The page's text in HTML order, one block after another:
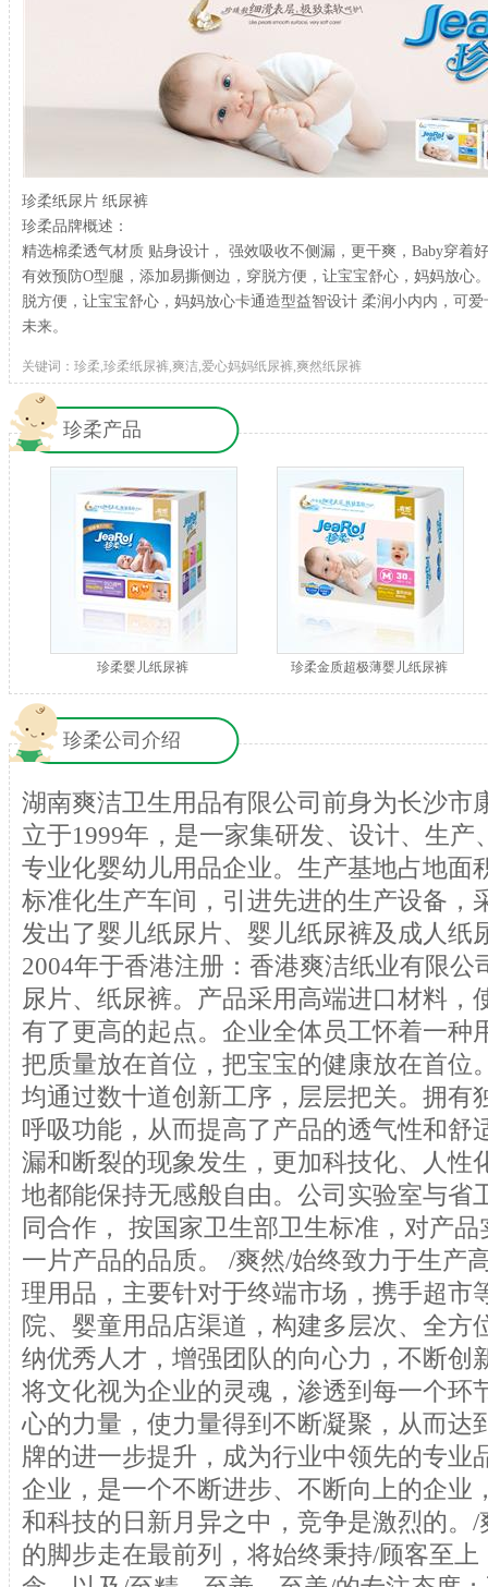
珍柔纸尿片 纸尿裤
珍柔品牌概述：
精选棉柔透气材质 贴身设计， 强效吸收不侧漏，更干爽，Baby穿着
有效预防O型腿，添加易撕侧边，穿脱方便，让宝宝舒心，妈妈放心
脱方便，让宝宝舒心，妈妈放心卡通造型益智设计 柔润小内内，可
未来。
关键词：珍柔,珍柔纸尿裤,爽洁,爱心妈妈纸尿裤,爽然纸尿裤
珍柔产品
珍柔婴儿纸尿裤 珍柔金质超极薄婴儿纸尿裤
珍柔公司介绍
湖南爽洁卫生用品有限公司前身为长沙市
立于1999年，是一家集研发、设计、生产
专业化婴幼儿用品企业。生产基地占地面
标准化生产车间，引进先进的生产设备，
发出了婴儿纸尿片、婴儿纸尿裤及成人纸
2004年于香港注册：香港爽洁纸业有限公
尿片、纸尿裤。产品采用高端进口材料，
有了更高的起点。企业全体员工怀着一种
把质量放在首位，把宝宝的健康放在首位
均通过数十道创新工序，层层把关。拥有
呼吸功能，从而提高了产品的透气性和舒
漏和断裂的现象发生，更加科技化、人性
地都能保持无感般自由。公司实验室与省
同合作， 按国家卫生部卫生标准，对产
一片产品的品质。 /爽然/始终致力于生产
理用品，主要针对于终端市场，携手超市
院、婴童用品店渠道，构建多层次、全方
纳优秀人才，增强团队的向心力，不断创
将文化视为企业的灵魂，渗透到每一个环
心的力量，使力量得到不断凝聚，从而达
牌的进一步提升，成为行业中领先的专业
企业，是一个不断进步、不断向上的企业
和科技的日新月异之中，竞争是激烈的。
的脚步走在最前列，将始终秉持/顾客至